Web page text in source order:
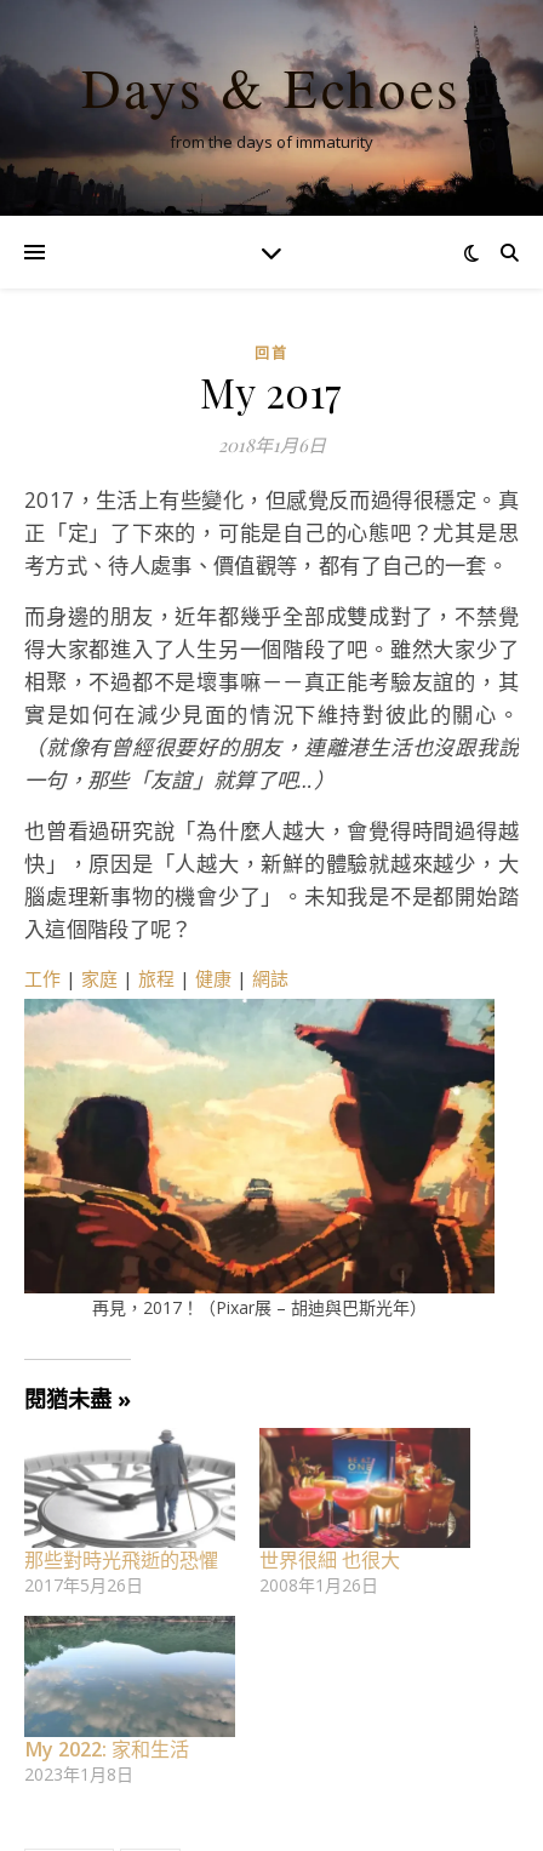
Days & Echoes
from the days of immaturity
回首
My 2017
2018年1月6日
2017，生活上有些變化，但感覺反而過得很穩定。真
正「定」了下來的，可能是自己的心態吧？尤其是思
考方式、待人處事、價值觀等，都有了自己的一套。
而身邊的朋友，近年都幾乎全部成雙成對了，不禁覺
得大家都進入了人生另一個階段了吧。雖然大家少了
相聚，不過都不是壞事嘛－－真正能考驗友誼的，其
實是如何在減少見面的情況下維持對彼此的關心。
（就像有曾經很要好的朋友，連離港生活也沒跟我說
一句，那些「友誼」就算了吧…）
也曾看過研究說「為什麼人越大，會覺得時間過得越
快」，原因是「人越大，新鮮的體驗就越來越少，大
腦處理新事物的機會少了」。未知我是不是都開始踏
入這個階段了呢？
工作 | 家庭 | 旅程 | 健康 | 網誌
再見，2017！（Pixar展 – 胡迪與巴斯光年）
閱猶未盡 »
那些對時光飛逝的恐懼
2017年5月26日
世界很細 也很大
2008年1月26日
My 2022: 家和生活
2023年1月8日